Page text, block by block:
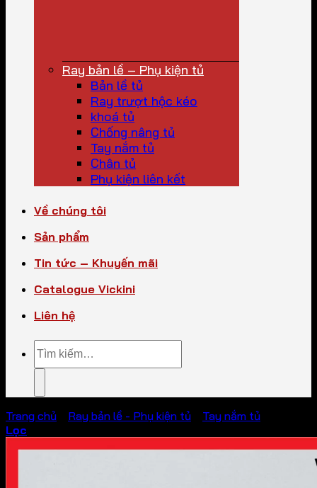
Ray bản lề – Phụ kiện tủ
Bản lề tủ
Ray trượt hộc kéo
khoá tủ
Chống nâng tủ
Tay nắm tủ
Chân tủ
Phụ kiện liên kết
Về chúng tôi
Sản phẩm
Tin tức – Khuyến mãi
Catalogue Vickini
Liên hệ
Tìm
kiếm:
Trang chủ Ray bản lề - Phụ kiện tủ
Tay nắm tủ
Lọc